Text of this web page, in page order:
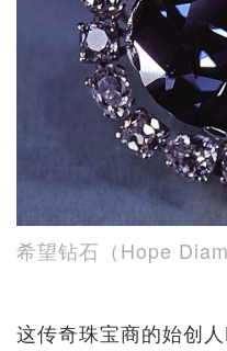
希望钻石（Hope
这传奇珠宝商的始创